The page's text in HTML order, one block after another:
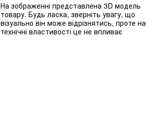
На зображенні представлена 3D модель
товару. Будь ласка, зверніть увагу, що
візуально він може відрізнятись, проте на
технічні властивості це не впливає